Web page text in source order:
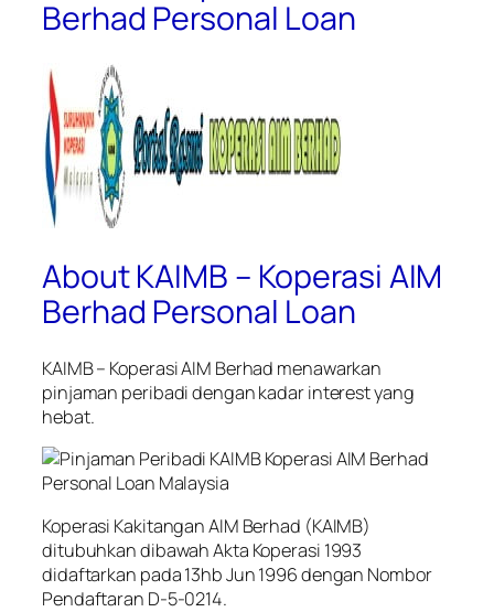
Berhad Personal Loan
About KAIMB – Koperasi AIM
Berhad Personal Loan
KAIMB – Koperasi AIM Berhad menawarkan
pinjaman peribadi dengan kadar interest yang
hebat.
Koperasi Kakitangan AIM Berhad (KAIMB)
ditubuhkan dibawah Akta Koperasi 1993
didaftarkan pada 13hb Jun 1996 dengan Nombor
Pendaftaran D-5-0214.